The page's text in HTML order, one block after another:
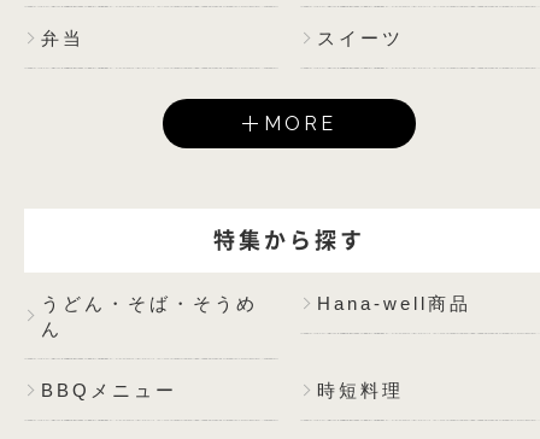
弁当 スイーツ
MORE
特集から探す
うどん・そば・そうめ
ん
Hana-well商品
BBQメニュー 時短料理